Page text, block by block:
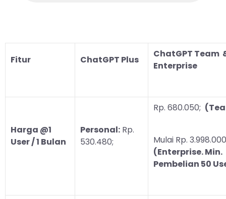
Fitur ChatGPT Plus
ChatGPT Team
Enterprise
Harga @1
User / 1 Bulan
Personal: Rp.
530.480;
Rp. 680.050;
Mulai Rp.
(Enterprise. Min.
Pembelian 50